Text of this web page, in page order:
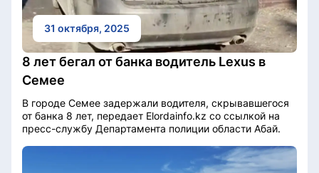
31 октября, 2025
8 лет бегал от банка водитель Lexus в
Семее
В городе Семее задержали водителя, скрывавшегося
от банка 8 лет, передает Elordainfo.kz со ссылкой на
пресс-службу Департамента полиции области Абай.